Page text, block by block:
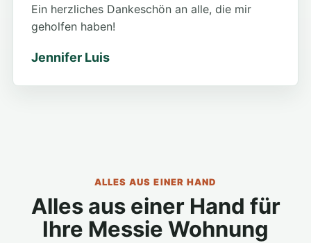
Ein herzliches Dankeschön an alle, die mir
geholfen haben!
Jennifer Luis
ALLES AUS EINER HAND
Alles aus einer Hand für
Ihre Messie Wohnung